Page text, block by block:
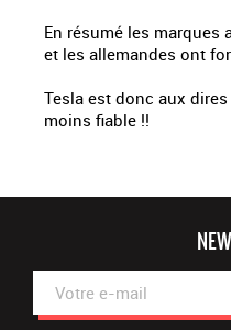
En résumé les
et les allemandes ont
Tesla est donc aux
moins fiable !!